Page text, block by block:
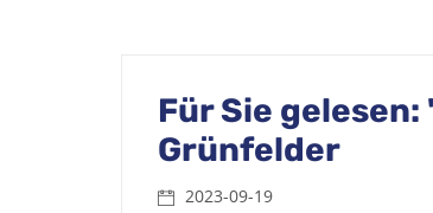
Für Sie gelesen:
Grünfelder
2023-09-19